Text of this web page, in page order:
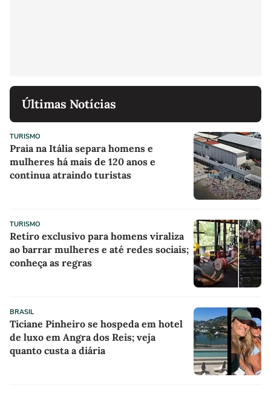
Últimas Notícias
TURISMO
Praia na Itália separa homens e
mulheres há mais de 120 anos e
continua atraindo turistas
TURISMO
Retiro exclusivo para homens viraliza
ao barrar mulheres e até redes sociais;
conheça as regras
BRASIL
Ticiane Pinheiro se hospeda em hotel
de luxo em Angra dos Reis; veja
quanto custa a diária